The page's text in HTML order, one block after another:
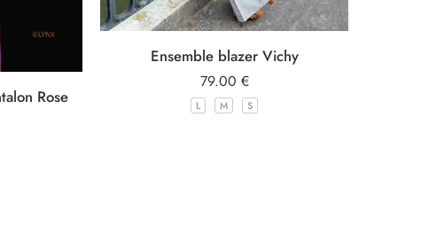
Rose
Ensemble blazer Vichy
79.00 €
L M S